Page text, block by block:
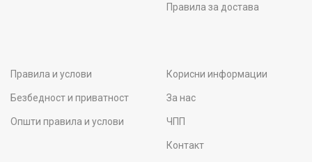
Правила за достава
Правила и услови
Безбедност и приватност
Општи правила и услови
Корисни информации
За нас
ЧПП
Контакт